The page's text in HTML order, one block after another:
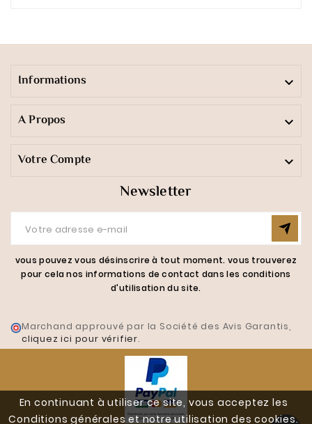
En continuant à utiliser ce site, vous acceptez les
Conditions générales et notre utilisation des cookies.
Informations 
A Propos 
Votre Compte 
Newsletter
vous pouvez vous désinscrire à tout moment. vous trouverez
pour cela nos informations de contact dans les conditions
d'utilisation du site.
Marchand approuvé par la Société des Avis Garantis,
cliquez ici pour vérifier.